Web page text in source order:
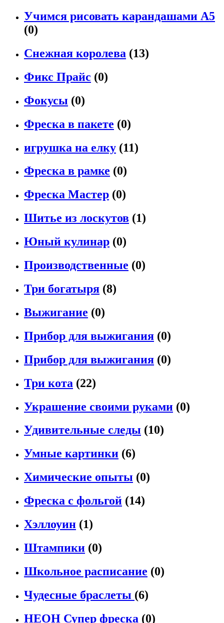
Учимся рисовать карандашами А5
(0)
Снежная королева (13)
Фикс Прайс (0)
Фокусы (0)
Фреска в пакете (0)
игрушка на елку (11)
Фреска в рамке (0)
Фреска Мастер (0)
Шитье из лоскутов (1)
Юный кулинар (0)
Производственные (0)
Три богатыря (8)
Выжигание (0)
Прибор для выжигания (0)
Прибор для выжигания (0)
Три кота (22)
Украшение своими руками (0)
Удивительные следы (10)
Умные картинки (6)
Химические опыты (0)
Фреска с фольгой (14)
Хэллоуин (1)
Штампики (0)
Школьное расписание (0)
Чудесные браслеты (6)
НЕОН Супер фреска (0)